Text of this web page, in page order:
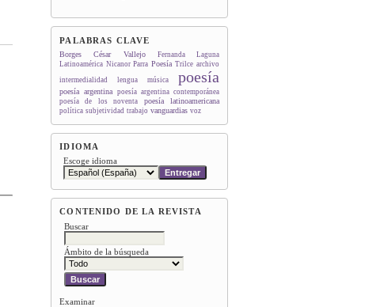
PALABRAS CLAVE
Borges César Vallejo
Fernanda Laguna
Latinoamérica Nicanor Parra Poesía Trilce archivo
intermedialidad
lengua música poesía
poesía argentina
poesía argentina contemporánea
poesía de los noventa
poesía latinoamericana
política subjetividad trabajo vanguardias voz
IDIOMA
Escoge idioma
CONTENIDO DE LA REVISTA
Buscar
Ámbito de la búsqueda
Examinar